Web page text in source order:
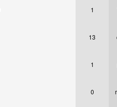
1
13
1
0